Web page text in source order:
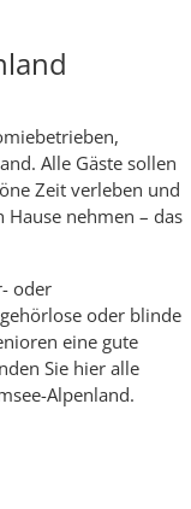
Alle Gäste sollen
Zeit verleben und
nehmen – das
oder
oder blinde
eine gute
Sie hier alle
Alpenland.